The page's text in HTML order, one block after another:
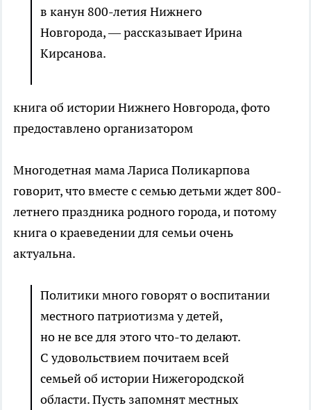
в канун 800-летия Нижнего
Новгорода, — рассказывает Ирина
Кирсанова.
книга об истории Нижнего Новгорода, фото
предоставлено организатором
Многодетная мама Лариса Поликарпова
говорит, что вместе с семью детьми ждет 800-
летнего праздника родного города, и потому
книга о краеведении для семьи очень
актуальна.
Политики много говорят о воспитании
местного патриотизма у детей,
но не все для этого что-то делают.
С удовольствием почитаем всей
семьей об истории Нижегородской
области. Пусть запомнят местных